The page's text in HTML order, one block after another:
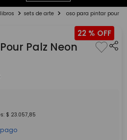
sets de arte oso para pintar pour
22 %
Palz Neon
$ 23.057,85